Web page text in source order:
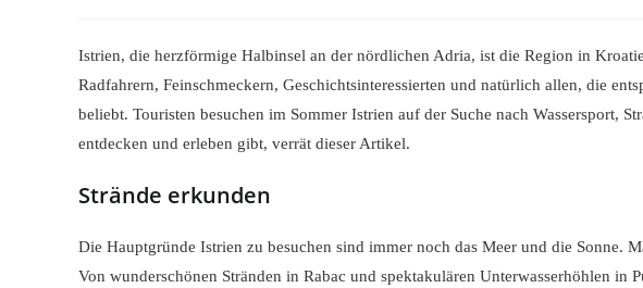
Istrien, die herzförmige Halbinsel an der nördlichen Adria, ist die Region in
Radfahrern, Feinschmeckern, Geschichtsinteressierten und natürlich allen, die
beliebt. Touristen besuchen im Sommer Istrien auf der Suche nach Wassersport,
entdecken und erleben gibt, verrät dieser Artikel.
Strände erkunden
Die Hauptgründe Istrien zu besuchen sind immer noch das Meer und die Sonne.
Von wunderschönen Stränden in Rabac und spektakulären Unterwasserhöhlen in